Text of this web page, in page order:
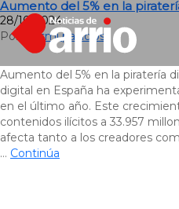
Aumento del 5% en la
28/10/2024
Por
Luismi palacios
Aumento del 5% en la piratería
digital en España ha
en el último año. Este
contenidos ilícitos a 33.957
afecta tanto a los creadores
… Continúa